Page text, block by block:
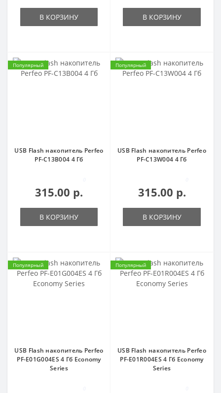
В КОРЗИНУ В КОРЗИНУ
Популярный
USB Flash накопитель Perfeo
PF-C13B004 4 Гб
315.00 р.
В КОРЗИНУ
Популярный
USB Flash накопитель Perfeo
PF-C13W004 4 Гб
315.00 р.
В КОРЗИНУ
Популярный
USB Flash накопитель Perfeo
PF-E01G004ES 4 Гб Economy
Series
Популярный
USB Flash накопитель Perfeo
PF-E01R004ES 4 Гб Economy
Series